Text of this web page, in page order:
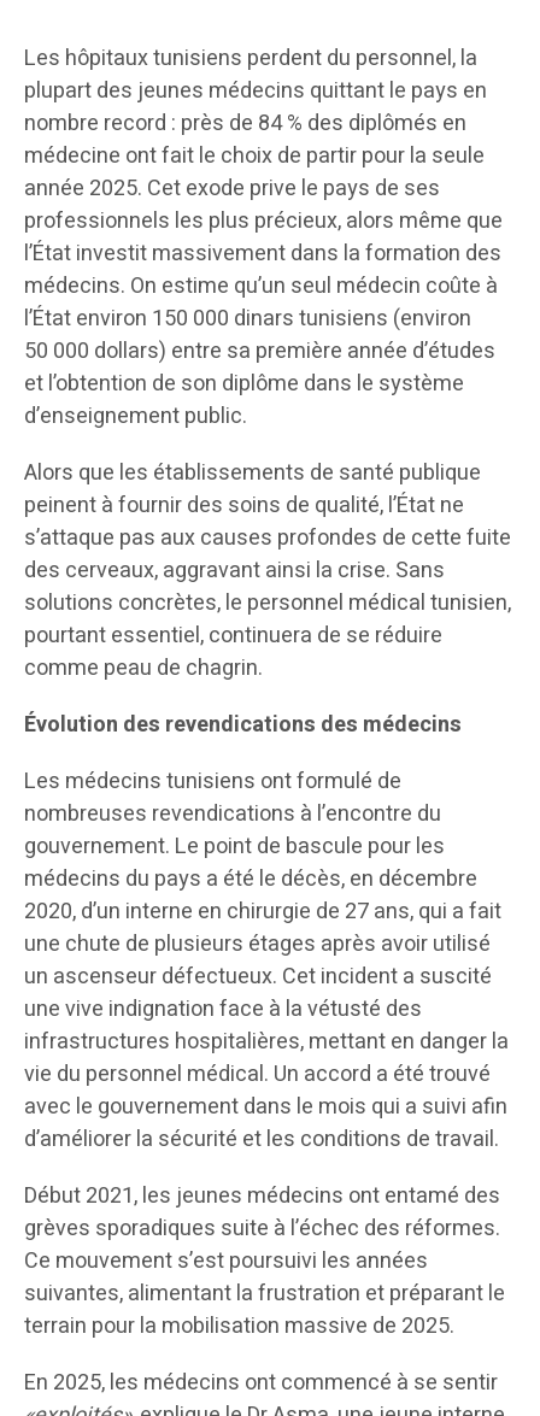
Les hôpitaux tunisiens perdent du personnel, la
plupart des jeunes médecins quittant le pays en
nombre record : près de 84 % des diplômés en
médecine ont fait le choix de partir pour la seule
année 2025. Cet exode prive le pays de ses
professionnels les plus précieux, alors même que
l’État investit massivement dans la formation des
médecins. On estime qu’un seul médecin coûte à
l’État environ 150 000 dinars tunisiens (environ
50 000 dollars) entre sa première année d’études
et l’obtention de son diplôme dans le système
d’enseignement public.
Alors que les établissements de santé publique
peinent à fournir des soins de qualité, l’État ne
s’attaque pas aux causes profondes de cette fuite
des cerveaux, aggravant ainsi la crise. Sans
solutions concrètes, le personnel médical tunisien,
pourtant essentiel, continuera de se réduire
comme peau de chagrin.
Évolution des revendications des médecins
Les médecins tunisiens ont formulé de
nombreuses revendications à l’encontre du
gouvernement. Le point de bascule pour les
médecins du pays a été le décès, en décembre
2020, d’un interne en chirurgie de 27 ans, qui a fait
une chute de plusieurs étages après avoir utilisé
un ascenseur défectueux. Cet incident a suscité
une vive indignation face à la vétusté des
infrastructures hospitalières, mettant en danger la
vie du personnel médical. Un accord a été trouvé
avec le gouvernement dans le mois qui a suivi afin
d’améliorer la sécurité et les conditions de travail.
Début 2021, les jeunes médecins ont entamé des
grèves sporadiques suite à l’échec des réformes.
Ce mouvement s’est poursuivi les années
suivantes, alimentant la frustration et préparant le
terrain pour la mobilisation massive de 2025.
En 2025, les médecins ont commencé à se sentir